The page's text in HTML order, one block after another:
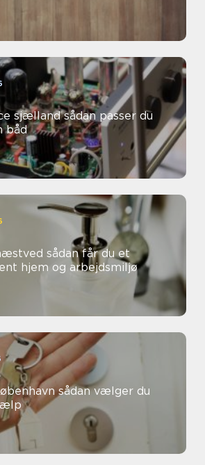
sådan passer du
båd
får du et
hjem og arbejdsmiljø
sådan vælger du